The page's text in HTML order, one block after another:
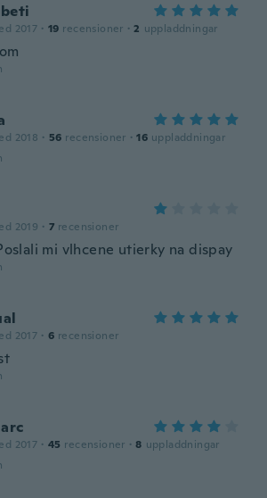
2017 · 19 recensioner · 2 uppladdningar
2018 · 56 recensioner · 16 uppladdningar
2019 · 7 recensioner
mi vlhcene utierky na dispay
2017 · 6 recensioner
2017 · 45 recensioner · 8 uppladdningar